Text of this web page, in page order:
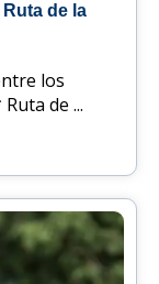
de la
los
de ...